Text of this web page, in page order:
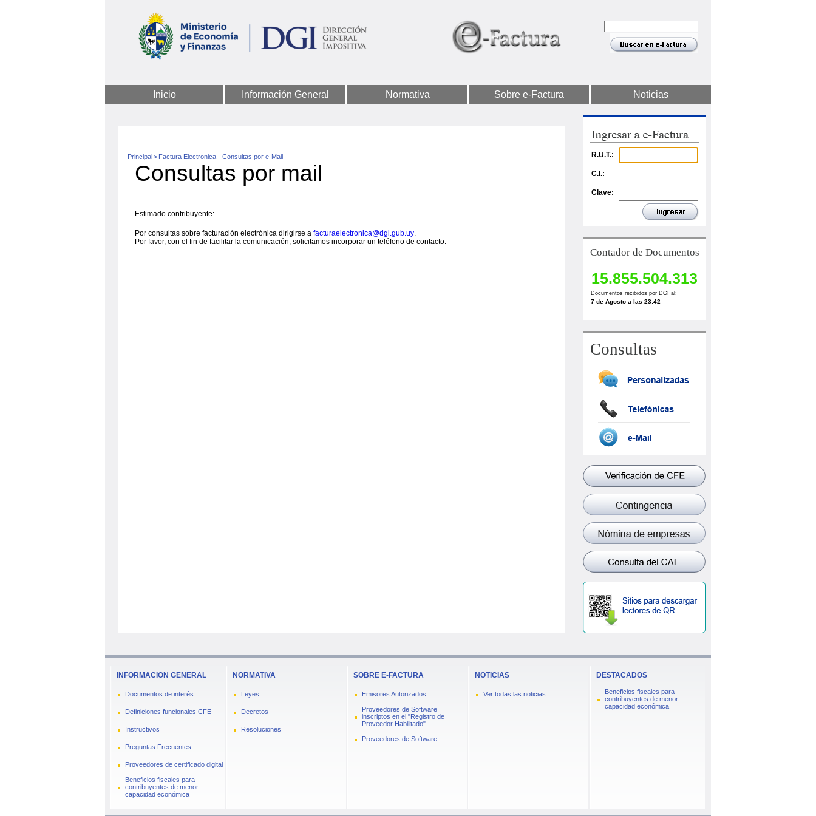
Inicio Información General Normativa Sobre e-Factura Noticias
Principal> Factura Electronica - Consultas por e-Mail
Consultas por mail
Estimado contribuyente:
Por consultas sobre facturación electrónica dirigirse a facturaelectronica@dgi.gub.uy.
Por favor, con el fin de facilitar la comunicación, solicitamos incorporar un teléfono de contacto.
R.U.T.:
C.I.:
Clave:
Contador de Documentos
Consultas
INFORMACION GENERAL
Documentos de interés
Definiciones funcionales CFE
Instructivos
Preguntas Frecuentes
Proveedores de certificado digital
Beneficios fiscales para
contribuyentes de menor
capacidad económica
NORMATIVA
Leyes
Decretos
Resoluciones
SOBRE E-FACTURA
Emisores Autorizados
Proveedores de Software
inscriptos en el "Registro de
Proveedor Habilitado"
Proveedores de Software
NOTICIAS
Ver todas las noticias
DESTACADOS
Beneficios fiscales para
contribuyentes de menor
capacidad económica